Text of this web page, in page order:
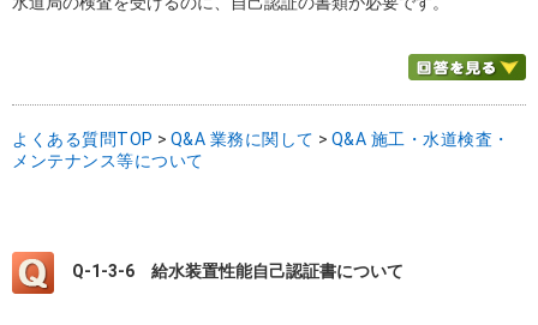
よくある質問TOP > Q&A 業務に関して > Q&A 施工・水道検査・
メンテナンス等について
Q-1-3-6 給水装置性能自己認証書について